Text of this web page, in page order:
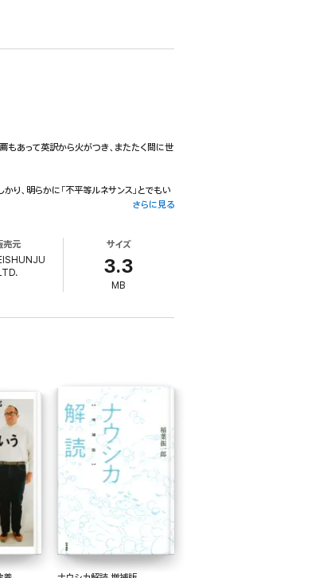
もあって英訳から火がつき、またたく間に世
り、明らかに「不平等ルネサンス」とでもい
経済学、不平等論議の新しいステージ「不
さらに見る
売元 サイズ
3.3
MB